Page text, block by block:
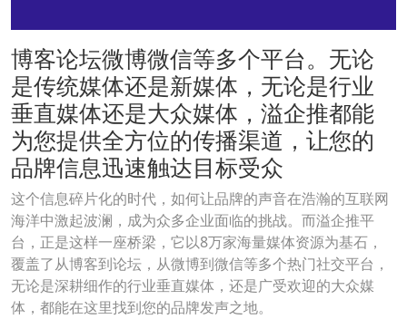
博客论坛微博微信等多个平台。无论
是传统媒体还是新媒体，无论是行业
垂直媒体还是大众媒体，溢企推都能
为您提供全方位的传播渠道，让您的
品牌信息迅速触达目标受众
这个信息碎片化的时代，如何让品牌的声音在浩瀚的互联网
海洋中激起波澜，成为众多企业面临的挑战。而溢企推平
台，正是这样一座桥梁，它以8万家海量媒体资源为基石，
覆盖了从博客到论坛，从微博到微信等多个热门社交平台，
无论是深耕细作的行业垂直媒体，还是广受欢迎的大众媒
体，都能在这里找到您的品牌发声之地。